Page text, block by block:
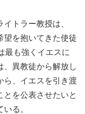
トラー教授は、
望を抱いてきた使徒
最も強くイエスに
、異教徒から解放し
ら、イエスを引き渡
とを公表させたいと
る。